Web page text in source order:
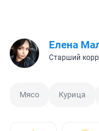
Елена
Старший
Мясо Курица